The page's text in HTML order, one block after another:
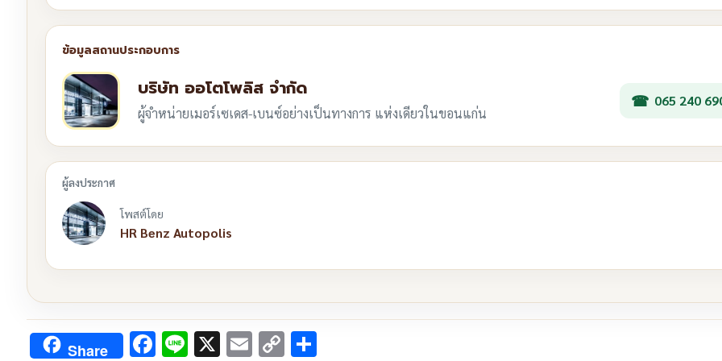
บริษัท ออโตโพลิส จำกัด
ผู้จำหน่ายเมอร์เซเดส-เบนซ์อย่างเป็นทางการ แห่งเดียวในขอนแก่น
065 240
โพสต์โดย
HR Benz Autopolis
Share Facebook
Line
X Email
Copy